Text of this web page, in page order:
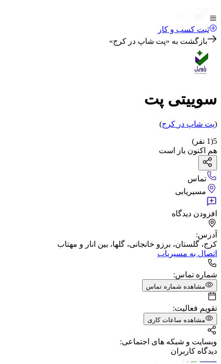
ثبت کسب و کار
بازگشت به «پت شاپ در کرج»
سوییتی پت
(پت شاپ در کرج)
5
(
1 نفر)
هم اکنون باز است
تماس
مسیریابی
افزودن دیدگاه
آدرس:
کرج، گلستان، برزو خانجانی، گلها، بین انار و مهتاب
اتصال به مسیریاب
شماره تماس:
مشاهده شماره تماس
تقویم فعالیت:
مشاهده ساعات کاری
وبسایت و شبکه های اجتماعی:
دیدگاه کاربران